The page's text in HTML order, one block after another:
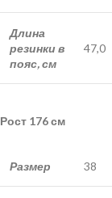
Длина
резинки в
пояс, см
47,0
Рост 176 см
Размер 38